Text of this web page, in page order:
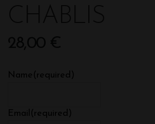
Name (required)
Email (required)